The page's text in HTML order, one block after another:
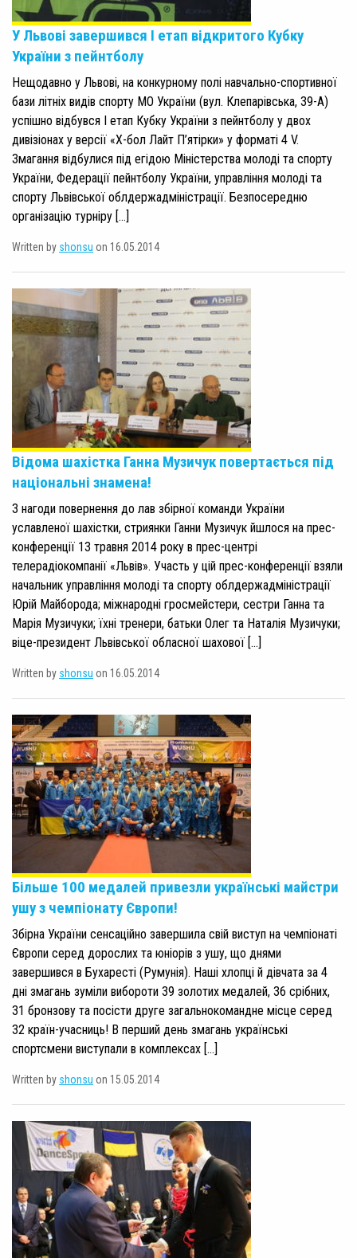
У Львові завершився І етап відкритого Кубку
України з пейнтболу
Нещодавно у Львові, на конкурному полі навчально-спортивної
бази літніх видів спорту МО України (вул. Клепарівська, 39-А)
успішно відбувся І етап Кубку України з пейнтболу у двох
дивізіонах у версії «Х-бол Лайт П’ятірки» у форматі 4 V.
Змагання відбулися під егідою Міністерства молоді та спорту
України, Федерації пейнтболу України, управління молоді та
спорту Львівської облдержадміністрації. Безпосередню
організацію турніру […]
Written by shonsu on 16.05.2014
Відома шахістка Ганна Музичук повертається під
національні знамена!
З нагоди повернення до лав збірної команди України
уславленої шахістки, стриянки Ганни Музичук йшлося на прес-
конференції 13 травня 2014 року в прес-центрі
телерадіокомпанії «Львів». Участь у цій прес-конференції взяли
начальник управління молоді та спорту облдержадміністрації
Юрій Майборода; міжнародні гросмейстери, сестри Ганна та
Марія Музичуки; їхні тренери, батьки Олег та Наталія Музичуки;
віце-президент Львівської обласної шахової […]
Written by shonsu on 16.05.2014
Більше 100 медалей привезли українські майстри
ушу з чемпіонату Європи!
Збірна України сенсаційно завершила свій виступ на чемпіонаті
Європи серед дорослих та юніорів з ушу, що днями
завершився в Бухаресті (Румунія). Наші хлопці й дівчата за 4
дні змагань зуміли вибороти 39 золотих медалей, 36 срібних,
31 бронзову та посісти друге загальнокомандне місце серед
32 країн-учасниць! В перший день змагань українські
спортсмени виступали в комплексах […]
Written by shonsu on 15.05.2014